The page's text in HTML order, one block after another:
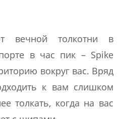
вечной толкотни в
в час пик – Spike
вокруг вас. Вряд
к вам слишком
толкать, когда на вас